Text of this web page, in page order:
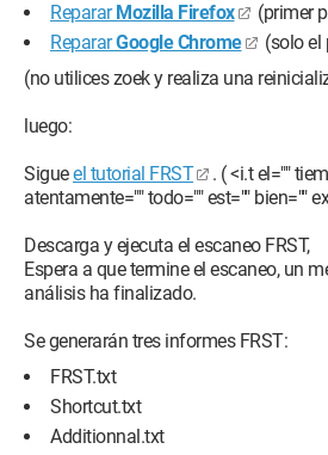
RepararMozilla Firefox
(primer
RepararGoogle Chrome
(solo el
(no utilices zoek y realiza una
luego:
Sigueel tutorial FRST
. ( <i.t el=""
atentamente="" todo="" est="" bien=""
Descarga y ejecuta el escaneo FRST,
Espera a que termine el escaneo, un
análisis ha finalizado.
Se generarán tres informes FRST:
FRST.txt
Shortcut.txt
Additionnal.txt